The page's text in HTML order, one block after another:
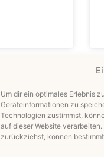
Um dir ein optimales Erlebnis
Geräteinformationen zu
Technologien zustimmst,
auf dieser Website
zurückziehst, können